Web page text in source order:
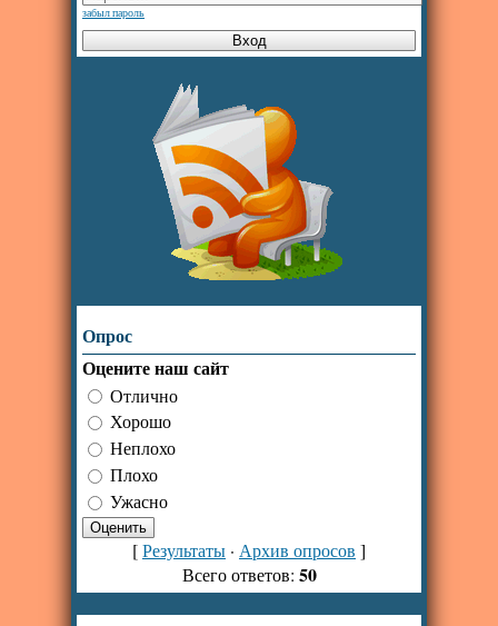
забыл пароль
Опрос
Оцените наш сайт
Отлично
Хорошо
Неплохо
Плохо
Ужасно
[Результаты · Архив опросов ]
Всего ответов: 50